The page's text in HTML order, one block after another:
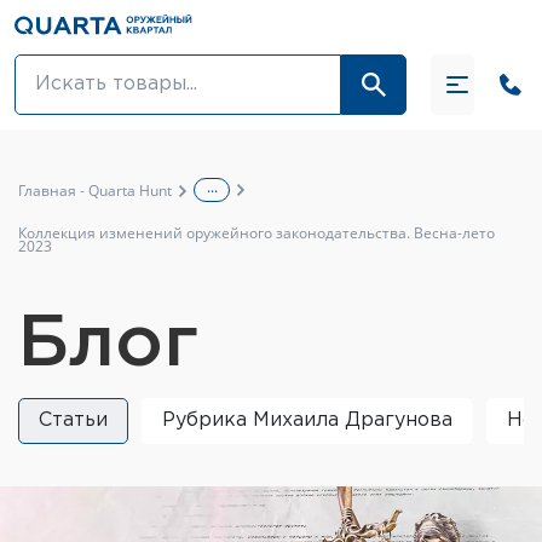
Оптовикам
Одежда
Тюнинг оружия и ЗИП
Главная - Quarta Hunt ...
Коллекция изменений оружейного законодательства. Весна-лето
2023
Блог
Статьи Рубрика Михаила Драгунова